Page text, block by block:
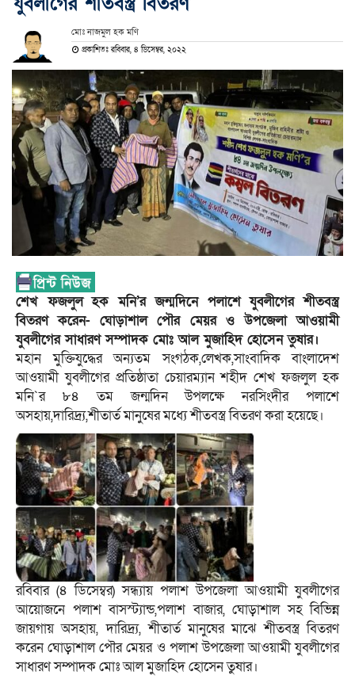
মোঃ নাজমুল হক মণি
প্রকাশিতঃ রবিবার, ৪ ডিসেম্বর, ২০২২
শেখ ফজলুল হক মনি’র জন্মদিনে পলাশে যুবলীগের শীতবস্ত্র
বিতরণ করেন- ঘোড়াশাল পৌর মেয়র ও উপজেলা আওয়ামী
যুবলীগের সাধারণ সম্পাদক মোঃ আল মুজাহিদ হোসেন তুষার।
মহান মুক্তিযুদ্ধের অন্যতম সংগঠক,লেখক,সাংবাদিক বাংলাদেশ
আওয়ামী যুবলীগের প্রতিষ্ঠাতা চেয়ারম্যান শহীদ শেখ ফজলুল হক
মনি‍‍`র ৮৪ তম জন্মদিন উপলক্ষে নরসিংদীর পলাশে
অসহায়,দারিদ্র্য,শীতার্ত মানুষের মধ্যে শীতবস্ত্র বিতরণ করা হয়েছে।
রবিবার (৪ ডিসেম্বর) সন্ধ্যায় পলাশ উপজেলা আওয়ামী যুবলীগের
আয়োজনে পলাশ বাসস্ট্যান্ড,পলাশ বাজার, ঘোড়াশাল সহ বিভিন্ন
জায়গায় অসহায়, দারিদ্র্য, শীতার্ত মানুষের মাঝে শীতবস্ত্র বিতরণ
করেন ঘোড়াশাল পৌর মেয়র ও পলাশ উপজেলা আওয়ামী যুবলীগের
সাধারণ সম্পাদক মোঃ আল মুজাহিদ হোসেন তুষার।